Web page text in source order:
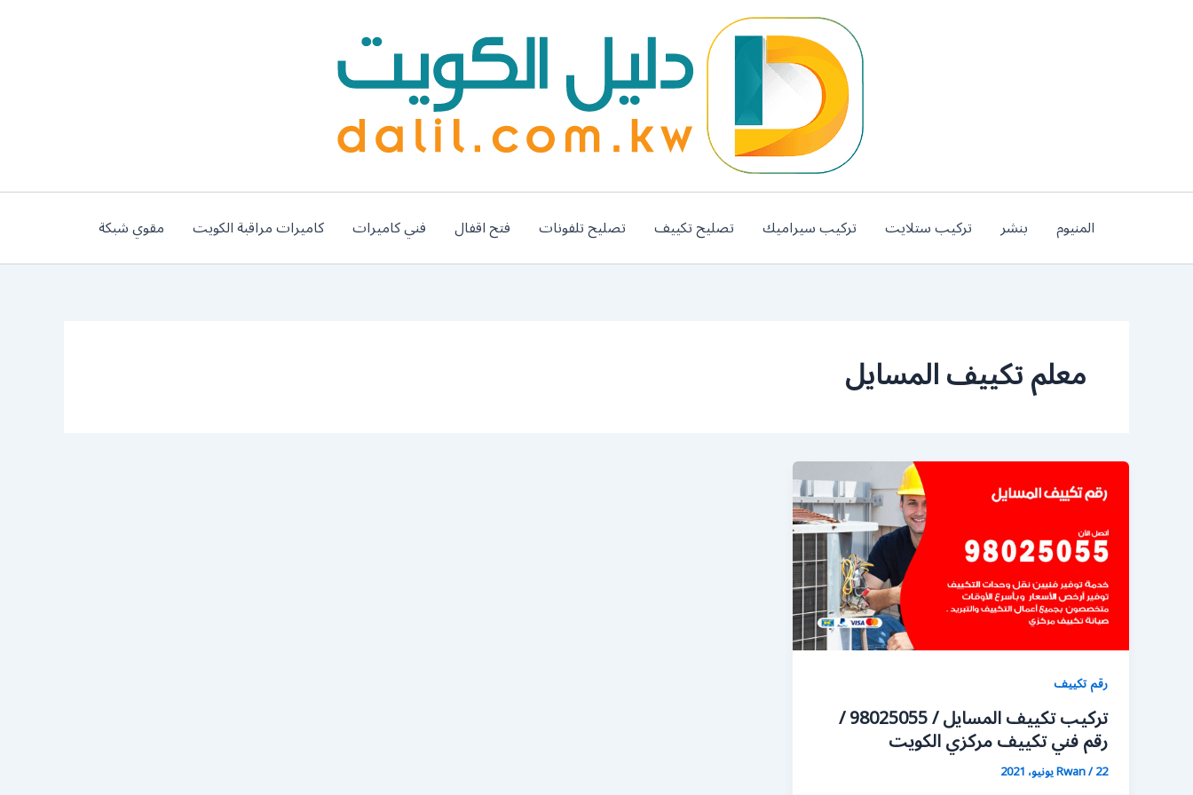
المنيوم بنشر تركيب ستلايت تركيب سيراميك تصليح تكييف تصليح تلفونات فتح اقفال فني كاميرات كاميرات مراقبة الكويت مقوي شبكة
معلم تكييف المسايل
رقم تكييف
تركيب تكييف المسايل / 98025055 /
رقم فني تكييف مركزي الكويت
Rwan/22 يونيو، 2021